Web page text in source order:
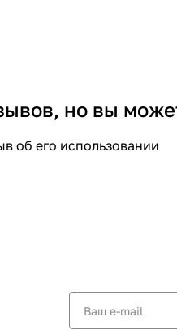
но вы
об его использовании